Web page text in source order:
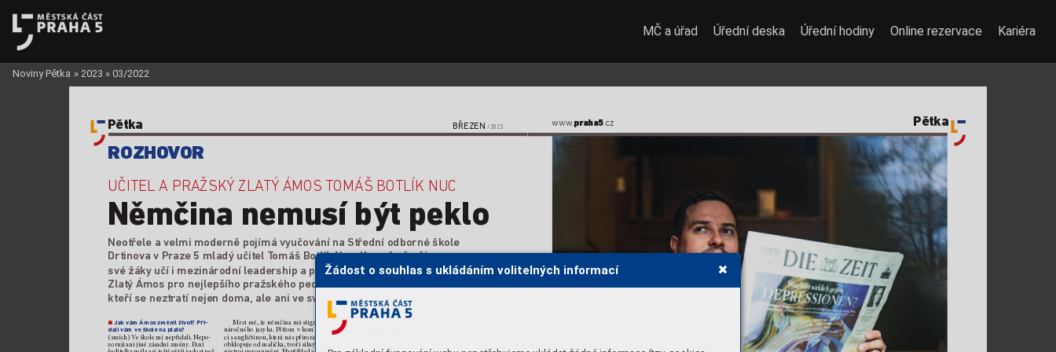
Žádost o souhlas s ukládáním volitelných informací
UČITEL A PRAŽSKÝ ZLATÝ ÁMOS TOMÁŠ BOTLÍK NUC
Němčina nemusí být peklo
Neotřele avelmi moderně pojímá vyučování na Střední odborné škole
Drtinova vPraze5 mladý učitel Tomáš Botlík Nuc. Kromě němčiny
své žáky učí imezinárodní leadership apersonální management.Výsledek?
Zlatý Ámos pro nejlepšího pražského pedagoga aabsolventi,
kteří se neztratí nejen doma, ale ani ve světě.
n Jak vám Ámos změnil život? Při-
dali vám ve škole na platu?
(smích) Ve škole mi nepřidali. Nepo-
zoruji ani jiné zásadní změny. Paní
Mrzí mě, že němčina má stigma
náročného jazyka. Přitom vkombina-
ci sangličtinou, která nás přirozeně
obklopuje od malička, tvoří silný
Pětka BŘEZEN /2023
ROZHOVOR
Svým studentům říkám, že se možná
www. praha5.cz Pětka
MČ a úřad Úřední deska Úřední hodiny Online rezervace Kariéra
Noviny Pětka » 2023 » 03/2022